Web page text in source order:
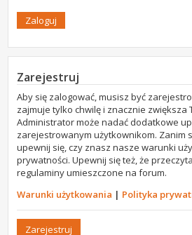
Zarejestruj
Aby się zalogować, musisz być
zajmuje tylko chwilę i znacznie zwiększa
Administrator może nadać dodatkowe
zarejestrowanym użytkownikom. Zanim
upewnij się, czy znasz nasze warunki
prywatności. Upewnij się też, że
regulaminy umieszczone na forum.
Warunki użytkowania | Polityka
Zarejestruj